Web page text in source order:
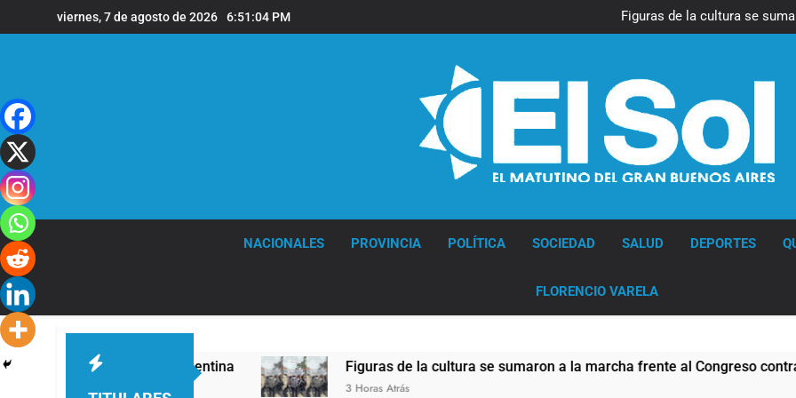
al
viernes, 7 de agosto de 2026 6:51:05 PM
Figuras de la cultura se
Nueva jornada negativa
Figuras de la cultura se
Nueva jornada negativa
en Wall Street y el
Jorge Macri condenó los
NACIONALES PROVINCIA POLÍTICA SOCIEDAD SALUD DEPORTES
FLORENCIO VARELA
León XIV a la Argentina Figuras de la cultura se sumaron a la marcha frente al Congreso contra la Ley
3 Horas Atrás